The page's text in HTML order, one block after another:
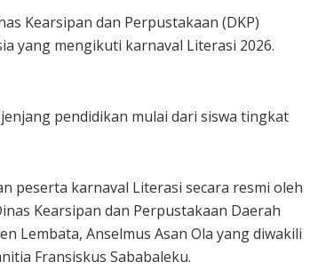
Kearsipan dan Perpustakaan (DKP)
yang mengikuti karnaval Literasi 2026.
pendidikan mulai dari siswa tingkat
peserta karnaval Literasi secara resmi oleh
Kearsipan dan Perpustakaan Daerah
Lembata, Anselmus Asan Ola yang diwakili
Fransiskus Sababaleku.